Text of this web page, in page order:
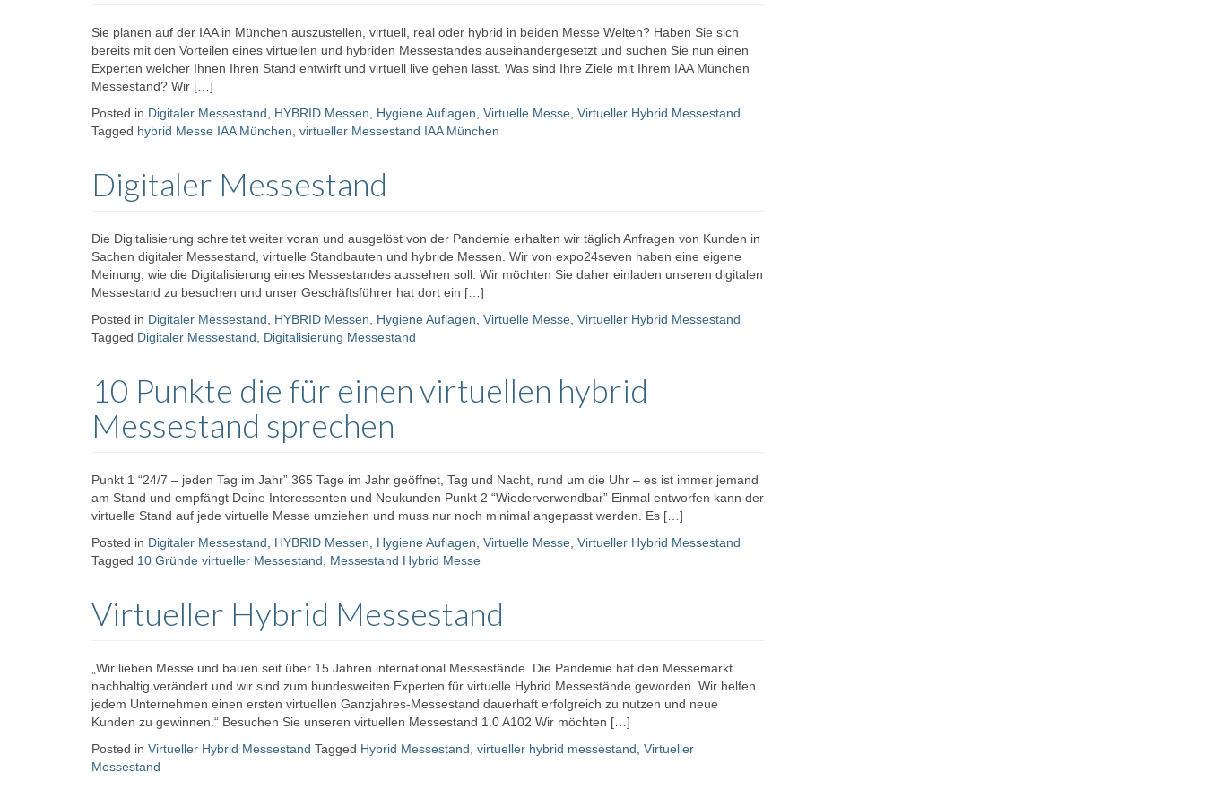
Sie planen auf der IAA in München auszustellen, virtuell, real oder hybrid in beiden Messe Welten? Haben Sie sich
bereits mit den Vorteilen eines virtuellen und hybriden Messestandes auseinandergesetzt und suchen Sie nun einen
Experten welcher Ihnen Ihren Stand entwirft und virtuell live gehen lässt. Was sind Ihre Ziele mit Ihrem IAA München
Messestand? Wir […]
Posted in Digitaler Messestand HYBRID Messen Hygiene Auflagen Virtuelle Messe Virtueller Hybrid Messestand
Tagged hybrid Messe IAA München virtueller Messestand IAA München
Digitaler Messestand
Die Digitalisierung schreitet weiter voran und ausgelöst von der Pandemie erhalten wir täglich Anfragen von Kunden in
Sachen digitaler Messestand, virtuelle Standbauten und hybride Messen. Wir von expo24seven haben eine eigene
Meinung, wie die Digitalisierung eines Messestandes aussehen soll. Wir möchten Sie daher einladen unseren digitalen
Messestand zu besuchen und unser Geschäftsführer hat dort ein […]
Posted in Digitaler Messestand HYBRID Messen Hygiene Auflagen Virtuelle Messe Virtueller Hybrid Messestand
Tagged Digitaler Messestand Digitalisierung Messestand
10 Punkte die für einen virtuellen hybrid
Messestand sprechen
Punkt 1 “24/7 – jeden Tag im Jahr” 365 Tage im Jahr geöffnet, Tag und Nacht, rund um die Uhr – es ist immer jemand
am Stand und empfängt Deine Interessenten und Neukunden Punkt 2 “Wiederverwendbar” Einmal entworfen kann der
virtuelle Stand auf jede virtuelle Messe umziehen und muss nur noch minimal angepasst werden. Es […]
Posted in Digitaler Messestand HYBRID Messen Hygiene Auflagen Virtuelle Messe Virtueller Hybrid Messestand
Tagged 10 Gründe virtueller Messestand Messestand Hybrid Messe
Virtueller Hybrid Messestand
„Wir lieben Messe und bauen seit über 15 Jahren international Messestände. Die Pandemie hat den Messemarkt
nachhaltig verändert und wir sind zum bundesweiten Experten für virtuelle Hybrid Messestände geworden. Wir helfen
jedem Unternehmen einen ersten virtuellen Ganzjahres-Messestand dauerhaft erfolgreich zu nutzen und neue
Kunden zu gewinnen.“ Besuchen Sie unseren virtuellen Messestand 1.0 A102 Wir möchten […]
Posted in Virtueller Hybrid Messestand Tagged Hybrid Messestand virtueller hybrid messestand Virtueller
Messestand